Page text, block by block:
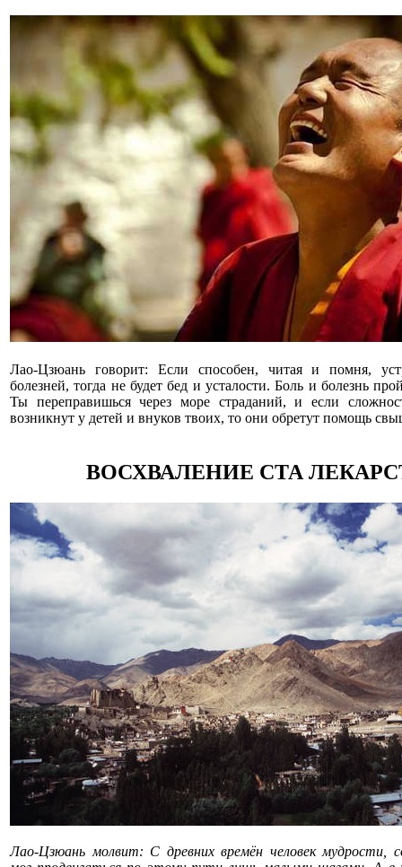
Лао-Цзюань говорит: Если способен, читая и помня,
болезней, тогда не будет бед и усталости. Боль и болезнь
Ты переправишься через море страданий, и если
возникнут у детей и внуков твоих, то они обретут помощь
ВОСХВАЛЕНИЕ СТА
Лао-Цзюань молвит: С древних времён человек мудрости,